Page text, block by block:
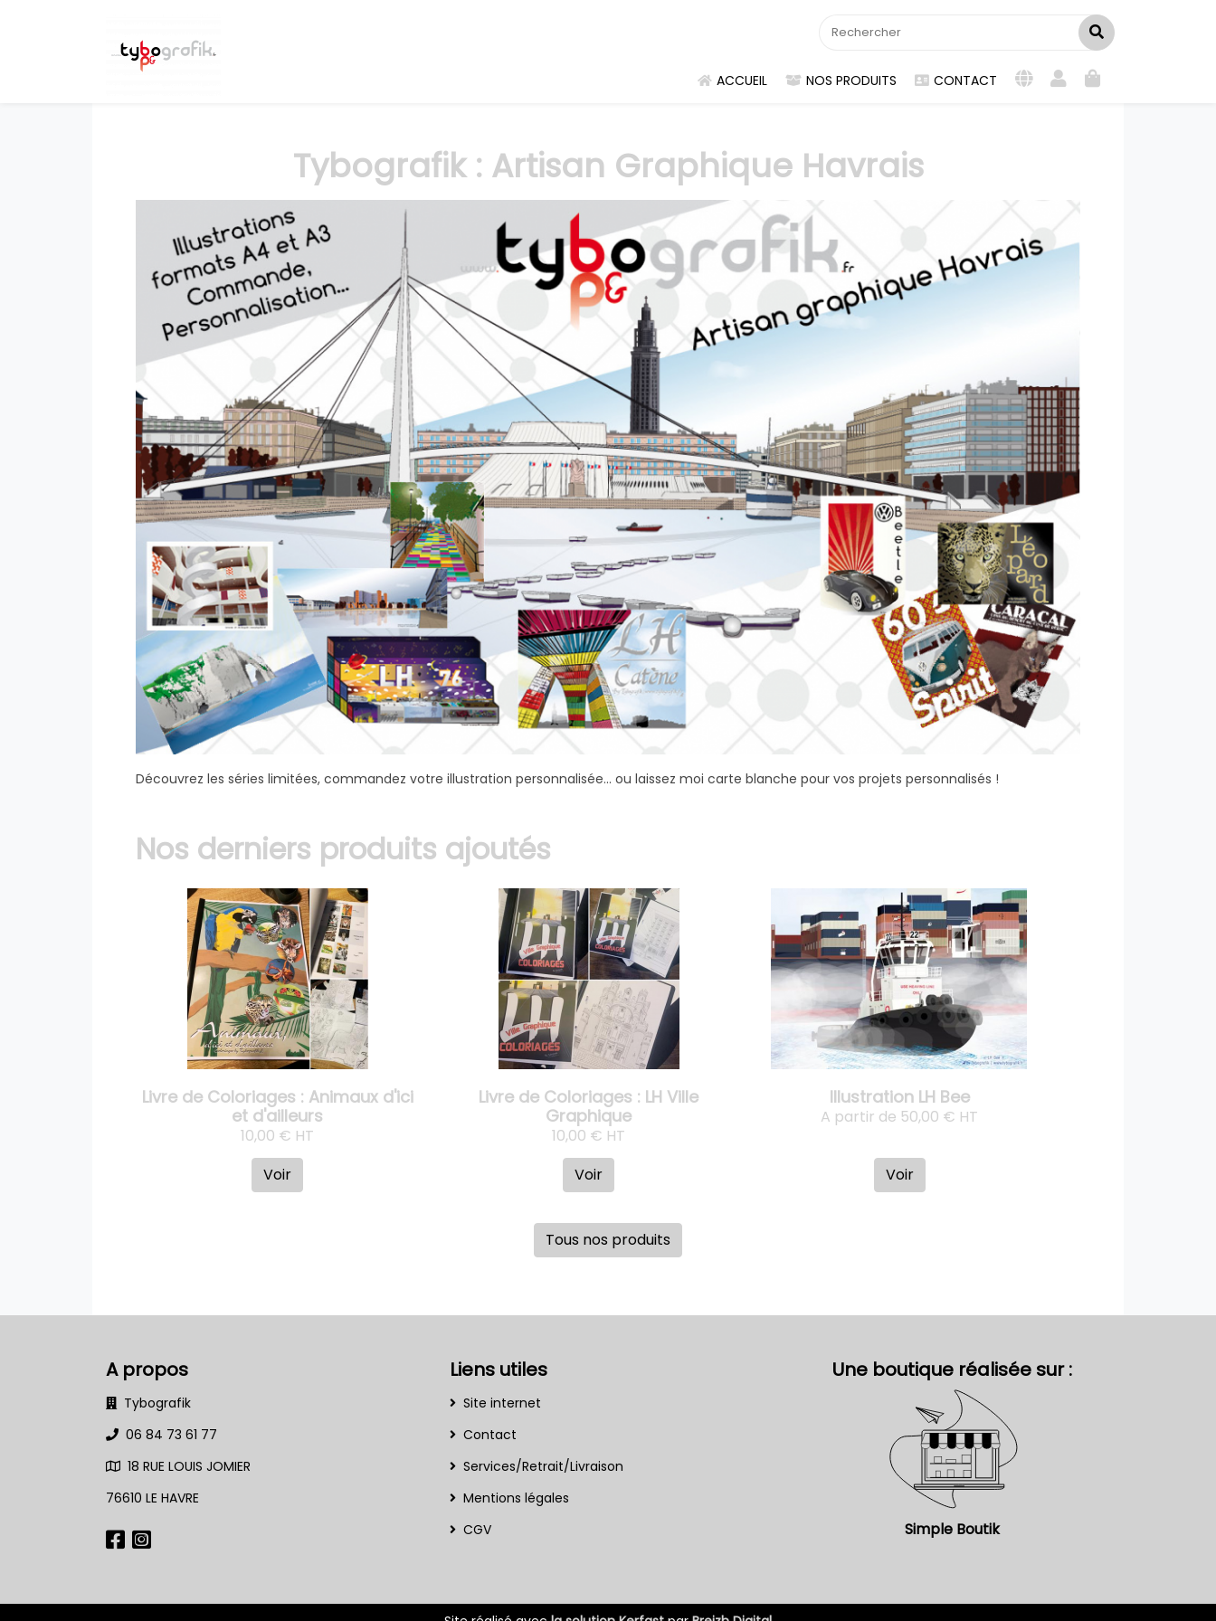
ACCUEIL NOS PRODUITS CONTACT
Tybografik : Artisan Graphique Havrais
Découvrez les séries limitées, commandez votre illustration personnalisée... ou laissez moi carte blanche pour vos projets personnalisés !
Nos derniers produits ajoutés
Livre de Coloriages : Animaux d'ici
et d'ailleurs
10,00 € HT
Voir
Livre de Coloriages : LH Ville
Graphique
10,00 € HT
Voir
Illustration LH Bee
A partir de 50,00 € HT
Voir
Tous nos produits
A propos
Tybografik
06 84 73 61 77
18 RUE LOUIS JOMIER
76610 LE HAVRE
Liens utiles
Site internet
Contact
Services/Retrait/Livraison
Mentions légales
CGV
Une boutique réalisée sur :
Simple Boutik